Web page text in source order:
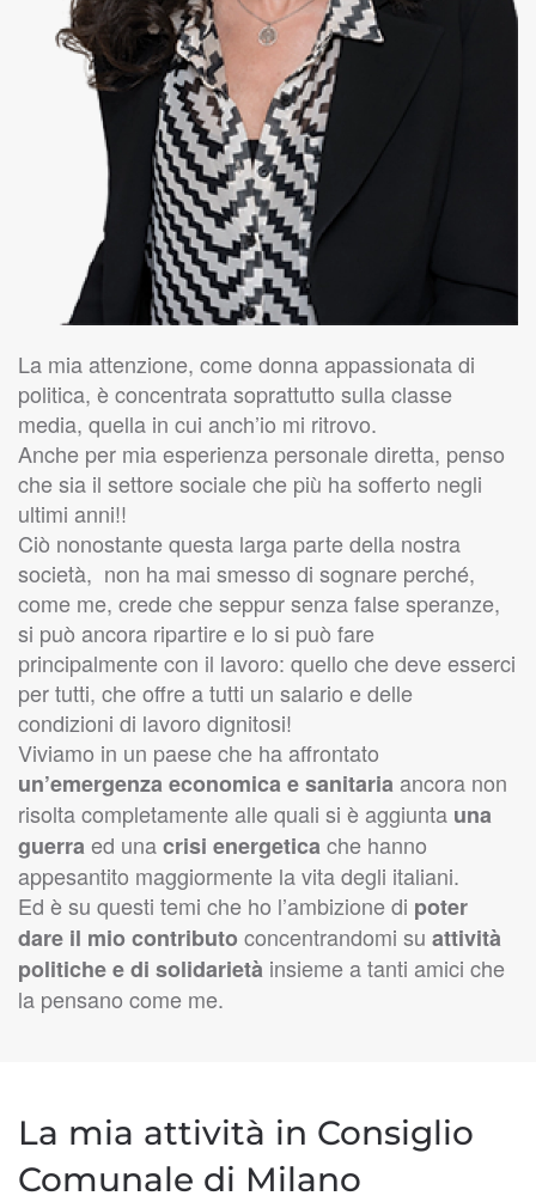
La mia attenzione, come donna appassionata di
politica, è concentrata soprattutto sulla classe
media, quella in cui anch’io mi ritrovo.
Anche per mia esperienza personale diretta, penso
che sia il settore sociale che più ha sofferto negli
ultimi anni!!
Ciò nonostante questa larga parte della nostra
società, non ha mai smesso di sognare perché,
come me, crede che seppur senza false speranze,
si può ancora ripartire e lo si può fare
principalmente con il lavoro: quello che deve esserci
per tutti, che offre a tutti un salario e delle
condizioni di lavoro dignitosi!
Viviamo in un paese che ha affrontato
un’emergenza economica e sanitariaancora non
risolta completamente alle quali si è aggiunta una
guerraed unacrisi energeticache hanno
appesantito maggiormente la vita degli italiani.
Ed è su questi temi che ho l’ambizione di poter
dare il mio contributo concentrandomi su attività
politiche e di solidarietà insieme a tanti amici che
la pensano come me.
La mia attività in Consiglio
Comunale di Milano